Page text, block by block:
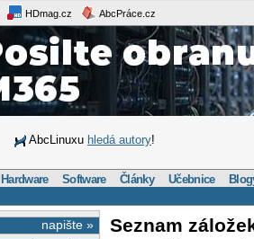
HDmag.cz AbcPráce.cz
AbcLinuxu hledá autory!
Hardware Software Články Učebnice
napište » Seznam